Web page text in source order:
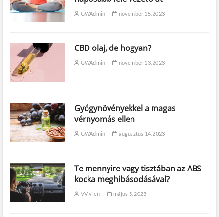
GWAdmin november 15, 2023
CBD olaj, de hogyan?
GWAdmin november 13, 2023
Gyógynövényekkel a magas
vérnyomás ellen
GWAdmin augusztus 14, 2023
Te mennyire vagy tisztában az ABS
kocka meghibásodásával?
VVivien május 5, 2023